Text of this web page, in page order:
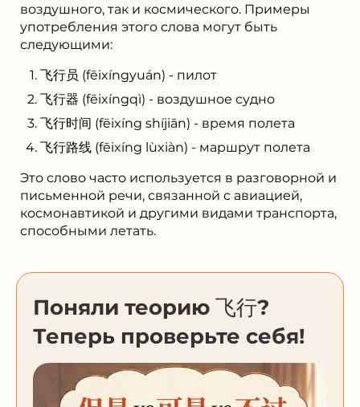
воздушного, так и космического. Примеры
употребления этого слова могут быть
следующими:
飞行员 (fēixíngyuán) - пилот
飞行器 (fēixíngqì) - воздушное судно
飞行时间 (fēixíng shíjiān) - время полета
飞行路线 (fēixíng lùxiàn) - маршрут полета
Это слово часто используется в разговорной и
письменной речи, связанной с авиацией,
космонавтикой и другими видами транспорта,
способными летать.
Поняли теорию 飞行?
Теперь проверьте себя!